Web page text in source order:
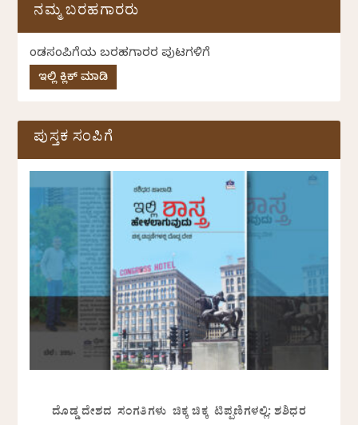
ನಮ್ಮ ಬರಹಗಾರರು
ಕೆಂಡಸಂಪಿಗೆಯ ಬರಹಗಾರರ ಪುಟಗಳಿಗೆ
ಇಲ್ಲಿ ಕ್ಲಿಕ್ ಮಾಡಿ
ಪುಸ್ತಕ ಸಂಪಿಗೆ
ದೊಡ್ಡ ದೇಶದ ಸಂಗತಿಗಳು ಚಿಕ್ಕ ಚಿಕ್ಕ ಟಿಪ್ಪಣಿಗಳಲ್ಲಿ: ಶಶಿಧರ